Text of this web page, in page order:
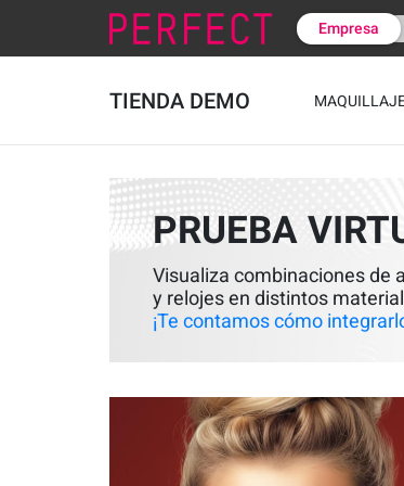
Empresa
TIENDA DEMO
PRUEBA
Visualiza combinaciones de
y relojes en distintos
¡Te contamos cómo